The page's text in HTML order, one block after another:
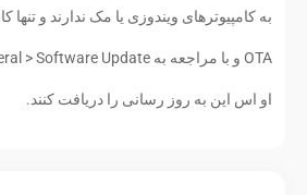
به کامپیوترهای ویندوزی یا مک ندارند و
او اس این به روز رسانی را دریافت کنند.